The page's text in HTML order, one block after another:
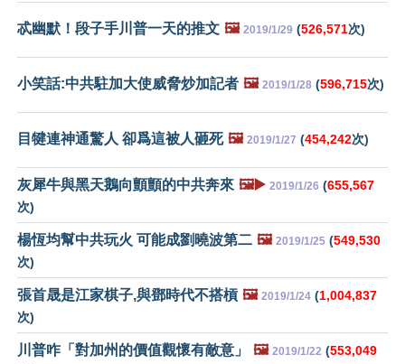
忒幽默！段子手川普一天的推文 🖼️ 2019/1/29 (526,571次)
小笑話:中共駐加大使威脅炒加記者 🖼️ 2019/1/28 (596,715次)
目犍連神通驚人 卻爲這被人砸死 🖼️ 2019/1/27 (454,242次)
灰犀牛與黑天鵝向顫顫的中共奔來 🖼️▶️ 2019/1/26 (655,567
次)
楊恆均幫中共玩火 可能成劉曉波第二 🖼️ 2019/1/25 (549,530
次)
張首晟是江家棋子,與鄧時代不搭槓 🖼️ 2019/1/24 (1,004,837
次)
川普咋「對加州的價值觀懷有敵意」 🖼️ 2019/1/22 (553,049